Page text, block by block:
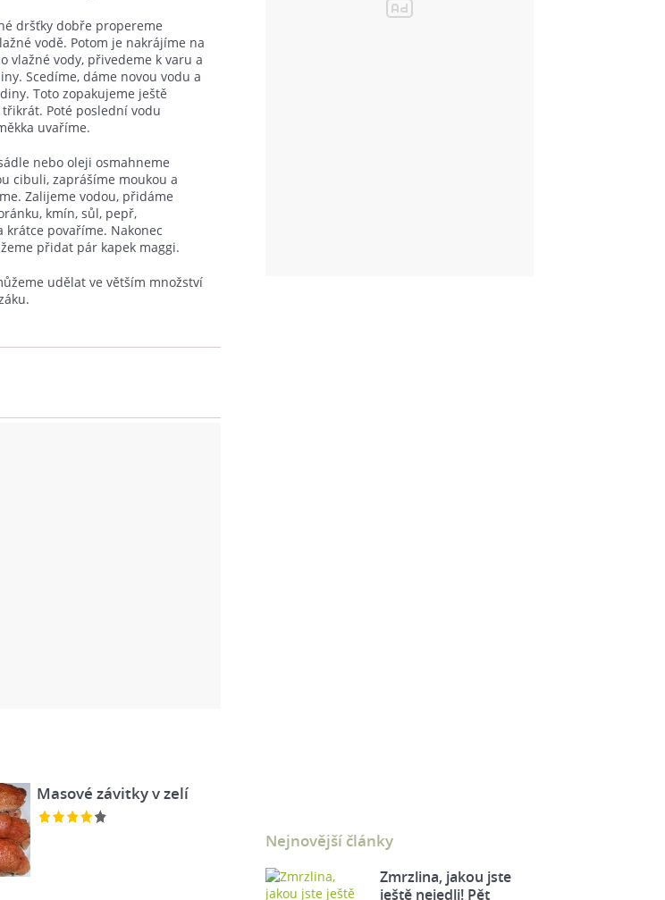
dršťky dobře propereme
vodě. Potom je nakrájíme na
vlažné vody, přivedeme k varu a
Scedíme, dáme novou vodu a
Toto zopakujeme ještě
Poté poslední vodu
uvaříme.
nebo oleji osmahneme
cibuli, zaprášíme moukou a
Zalijeme vodou, přidáme
kmín, sůl, pepř,
krátce povaříme. Nakonec
přidat pár kapek maggi.
udělat ve větším množství
Masové závitky v zelí
Nejnovější články
Zmrzlina, jakou jste
ještě nejedli! Pět